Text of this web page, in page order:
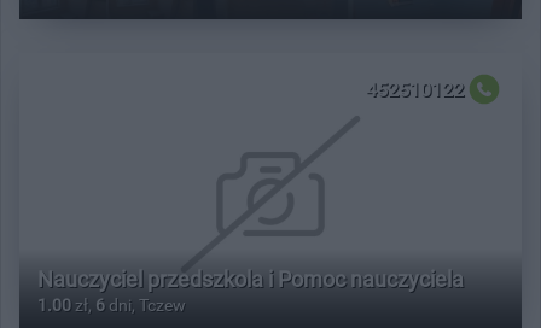
452510122
Nauczyciel przedszkola i Pomoc nauczyciela
1.00 zł, 6 dni, Tczew